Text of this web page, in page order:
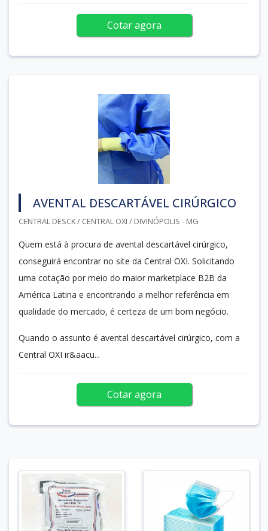
Cotar agora
AVENTAL DESCARTÁVEL CIRÚRGICO
CENTRAL DESCK / CENTRAL OXI / DIVINÓPOLIS - MG
Quem está à procura de avental descartável cirúrgico,
conseguirá encontrar no site da Central OXI. Solicitando
uma cotação por meio do maior marketplace B2B da
América Latina e encontrando a melhor referência em
qualidade do mercado, é certeza de um bom negócio.
Quando o assunto é avental descartável cirúrgico, com a
Central OXI ir&aacu...
Cotar agora